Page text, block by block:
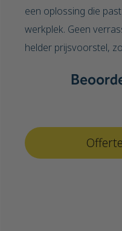
een oplossing die
werkplek. Geen
helder prijsvoorstel,